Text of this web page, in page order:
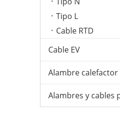
Tipo L
Cable RTD
Cable EV
Alambre calefactor